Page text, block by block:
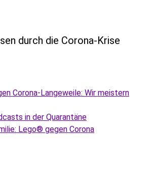
durch die Corona-Krise
Corona-Langeweile: Wir meistern
in der Quarantäne
Lego® gegen Corona